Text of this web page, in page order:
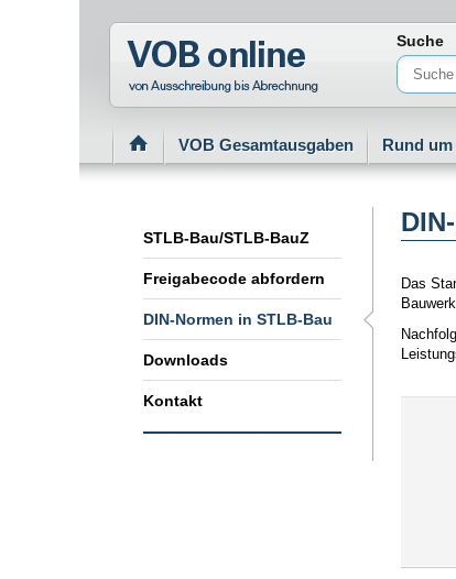
Normenportal Suche
VOB Gesamtausgaben Rund
STLB-Bau/STLB-BauZ
Freigabecode abfordern
DIN-Normen in STLB-Bau
Downloads
Kontakt
Das